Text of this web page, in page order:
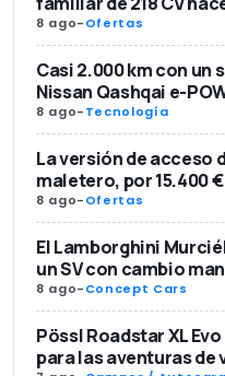
8 ago-Ofertas
Casi 2.000 km con
Nissan Qashqai e-
8 ago-Tecnología
La versión de acceso
maletero, por 15.400
8 ago-Ofertas
El Lamborghini
un SV con cambio
8 ago-Concept Cars
Pössl Roadstar XL
para las aventuras de